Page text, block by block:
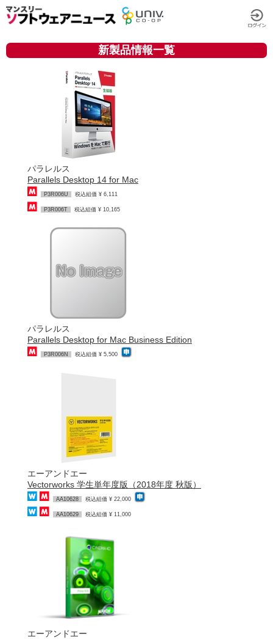
新製品情報一覧
パラレルス
Parallels Desktop 14 for Mac
P3R006U 税込組価 ¥ 6,111
P3R006T 税込組価 ¥ 10,165
パラレルス
Parallels Desktop for Mac Business Edition
P3R006N 税込組価 ¥ 5,500
エーアンドエー
Vectorworks 学生単年度版（2018年度 秋版）
AA10628 税込組価 ¥ 22,000
AA10629 税込組価 ¥ 11,000
エーアンドエー